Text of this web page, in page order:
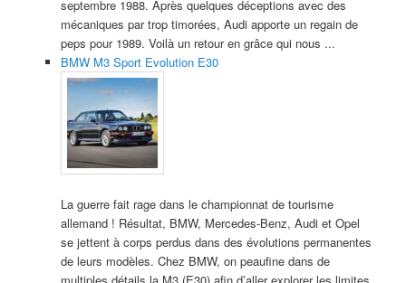
septembre 1988. Après quelques déceptions avec des
mécaniques par trop timorées, Audi apporte un regain de
peps pour 1989. Voilà un retour en grâce qui nous ...
BMW M3 Sport Evolution E30
La guerre fait rage dans le championnat de tourisme
allemand ! Résultat, BMW, Mercedes-Benz, Audi et Opel
se jettent à corps perdus dans des évolutions permanentes
de leurs modèles. Chez BMW, on peaufine dans de
multiples détails la M3 (E30) afin d’aller explorer les limites